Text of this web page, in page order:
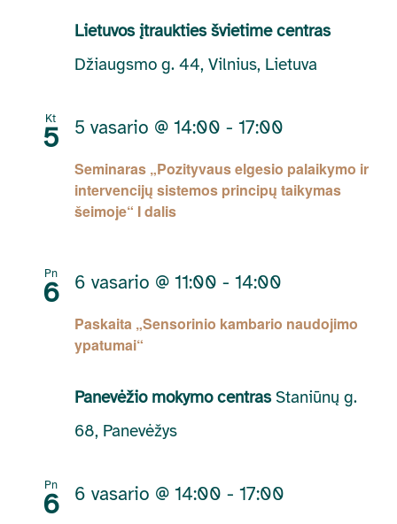
Lietuvos įtraukties švietime centras
Džiaugsmo g. 44, Vilnius, Lietuva
Kt
5
Seminaras „Pozityvaus elgesio palaikymo ir
intervencijų sistemos principų taikymas
šeimoje“ I dalis
5 vasario @ 14:00 - 17:00
Pn
6
Paskaita „Sensorinio kambario naudojimo
ypatumai“
6 vasario @ 11:00 - 14:00
Panevėžio mokymo centras Staniūnų g.
68, Panevėžys
Pn
6 6 vasario @ 14:00 - 17:00